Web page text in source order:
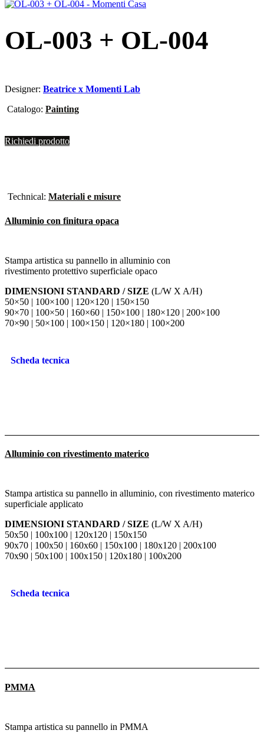
OL-003 + OL-004
Designer: Beatrice x Momenti Lab
Catalogo: Painting
Richiedi prodotto
Technical: Materiali e misure
Alluminio con finitura opaca
Stampa artistica su pannello in alluminio con
rivestimento protettivo superficiale opaco
DIMENSIONI STANDARD / SIZE (L/W X A/H)
50×50 | 100×100 | 120×120 | 150×150
90×70 | 100×50 | 160×60 | 150×100 | 180×120 | 200×100
70×90 | 50×100 | 100×150 | 120×180 | 100×200
Scheda tecnica
Alluminio con rivestimento materico
Stampa artistica su pannello in alluminio, con rivestimento materico
superficiale applicato
DIMENSIONI STANDARD / SIZE (L/W X A/H)
50x50 | 100x100 | 120x120 | 150x150
90x70 | 100x50 | 160x60 | 150x100 | 180x120 | 200x100
70x90 | 50x100 | 100x150 | 120x180 | 100x200
Scheda tecnica
PMMA
Stampa artistica su pannello in PMMA